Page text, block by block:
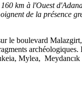
km à l'Ouest
de la présence
le boulevard
Mylea, Meydancık